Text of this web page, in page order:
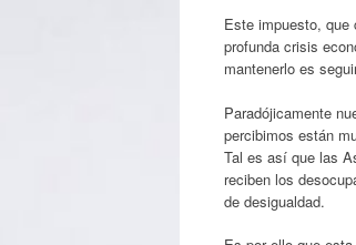
Este impuesto, que
profunda crisis
mantenerlo es
Paradójicamente
percibimos están
Tal es así que las
reciben los
de desigualdad.